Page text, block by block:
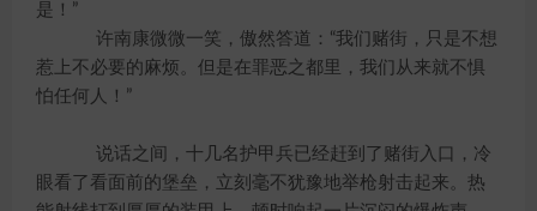
是！”
许南康微微一笑，傲然答道：“我们赌街，只是不想
惹上不必要的麻烦。但是在罪恶之都里，我们从来就不惧
怕任何人！”
说话之间，十几名护甲兵已经赶到了赌街入口，冷
眼看了看面前的堡垒，立刻毫不犹豫地举枪射击起来。热